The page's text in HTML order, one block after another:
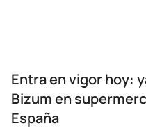
Entra en vigor hoy:
Bizum en
España